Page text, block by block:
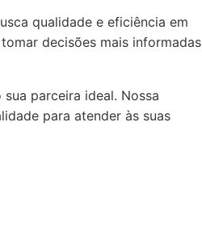
qualidade e eficiência em
decisões mais informadas
parceira ideal. Nossa
para atender às suas